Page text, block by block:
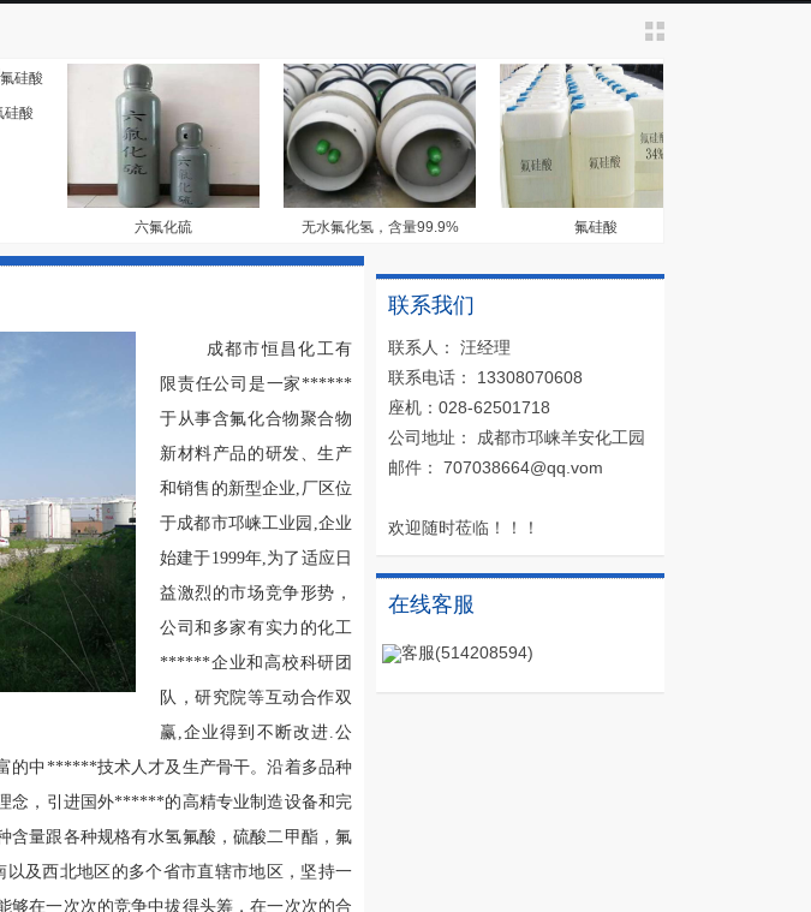
六氟化硫 无水氟化氢，含量99.9% 氟硅酸
成都市恒昌化工有
限责任公司是一家******
于从事含氟化合物聚合物
新材料产品的研发、生产
和销售的新型企业,厂区位
于成都市邛崃工业园,企业
始建于1999年,为了适应日
益激烈的市场竞争形势，
公司和多家有实力的化工
******企业和高校科研团
队，研究院等互动合作双
赢,企业得到不断改进.公
的中******技术人才及生产骨干。沿着多品种
念，引进国外******的高精专业制造设备和完
含量跟各种规格有水氢氟酸，硫酸二甲酯，氟
及西北地区的多个省市直辖市地区，坚持一
够在一次次的竞争中拔得头筹，在一次次的合
联系我们
联系人： 汪经理
联系电话： 13308070608
座机：028-62501718
公司地址： 成都市邛崃羊安化工园
邮件： 707038664@qq.vom
欢迎随时莅临！！！
在线客服
客服(514208594)